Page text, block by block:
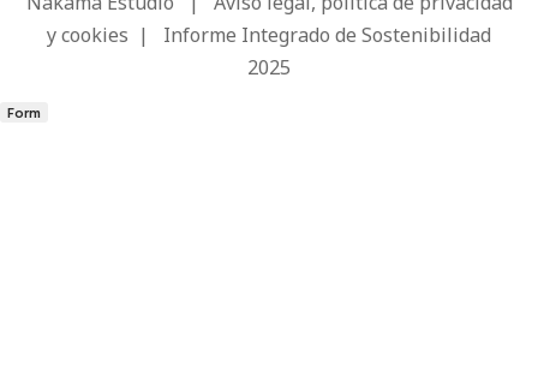
y cookies | Informe Integrado de Sostenibilidad
2025
Form